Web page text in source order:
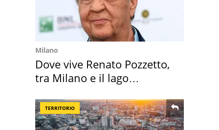
Milano
Dove vive Renato Pozzetto,
tra Milano e il lago
TERRITORIO